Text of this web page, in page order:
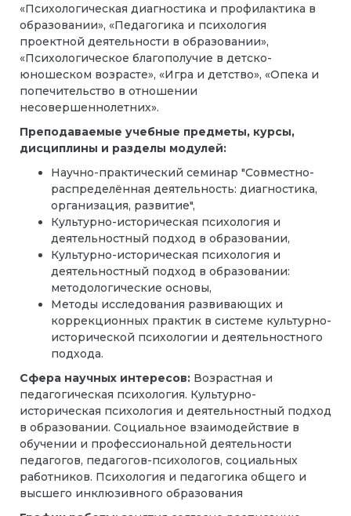
«Психологическая диагностика и профилактика в
образовании», «Педагогика и психология
проектной деятельности в образовании»,
«Психологическое благополучие в детско-
юношеском возрасте», «Игра и детство», «Опека и
попечительство в отношении
несовершеннолетних».
Преподаваемые учебные предметы, курсы,
дисциплины и разделы модулей:
Научно-практический семинар "Совместно-
распределённая деятельность: диагностика,
организация, развитие",
Культурно-историческая психология и
деятельностный подход в образовании,
Культурно-историческая психология и
деятельностный подход в образовании:
методологические основы,
Методы исследования развивающих и
коррекционных практик в системе культурно-
исторической психологии и деятельностного
подхода.
Сфера научных интересов: Возрастная и
педагогическая психология. Культурно-
историческая психология и деятельностный подход
в образовании. Социальное взаимодействие в
обучении и профессиональной деятельности
педагогов, педагогов-психологов, социальных
работников. Психология и педагогика общего и
высшего инклюзивного образования